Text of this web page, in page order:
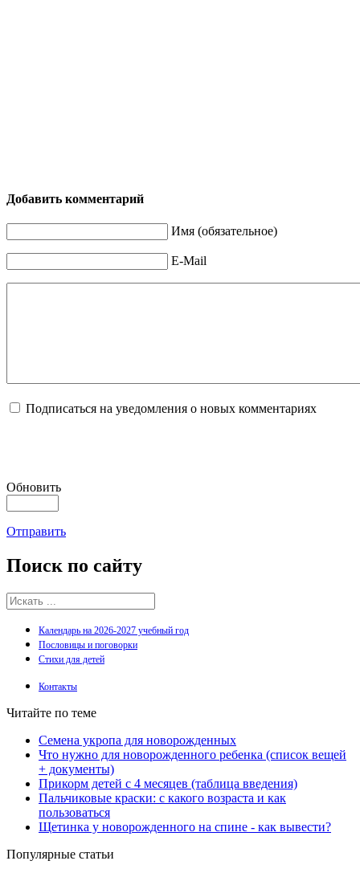
Добавить комментарий
Имя (обязательное)
E-Mail
Подписаться на уведомления о новых комментариях
Обновить
Отправить
Поиск по сайту
Календарь на 2026-2027 учебный год
Пословицы и поговорки
Стихи для детей
Контакты
Читайте по теме
Семена укропа для новорожденных
Что нужно для новорожденного ребенка (список вещей
+ документы)
Прикорм детей с 4 месяцев (таблица введения)
Пальчиковые краски: с какого возраста и как
пользоваться
Щетинка у новорожденного на спине - как вывести?
Популярные статьи